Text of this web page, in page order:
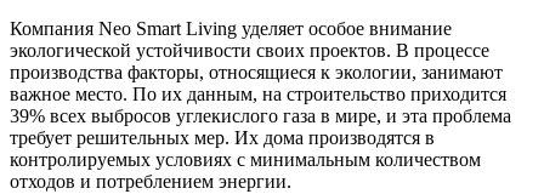
Компания Neo Smart Living уделяет особое внимание
экологической устойчивости своих проектов. В процессе
производства факторы, относящиеся к экологии, занимают
важное место. По их данным, на строительство приходится
39% всех выбросов углекислого газа в мире, и эта проблема
требует решительных мер. Их дома производятся в
контролируемых условиях с минимальным количеством
отходов и потреблением энергии.